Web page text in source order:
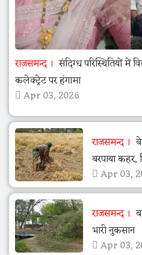
राजसमन्द
संदिग्ध परिस्थितियों में
कलेक्ट्रेट पर हंगामा
Apr 03, 2026
राजसमन्द
बरपाया कहर,
Apr 03,
राजसमन्द
भारी नुकसान
Apr 03,